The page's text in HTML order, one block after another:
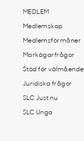
MEDLEM
Medlemskap
Medlemsförmåner
Markägarfrågor
Stöd för välmående
Juridiska frågor
SLC Just nu
SLC Unga